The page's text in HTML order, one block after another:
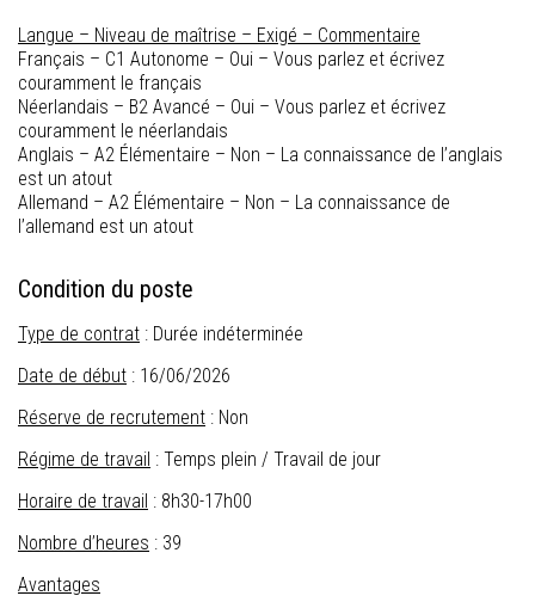
Langue – Niveau de maîtrise – Exigé – Commentaire
Français – C1 Autonome – Oui – Vous parlez et écrivez
couramment le français
Néerlandais – B2 Avancé – Oui – Vous parlez et écrivez
couramment le néerlandais
Anglais – A2 Élémentaire – Non – La connaissance de l’anglais
est un atout
Allemand – A2 Élémentaire – Non – La connaissance de
l’allemand est un atout
Condition du poste
Type de contrat : Durée indéterminée
Date de début : 16/06/2026
Réserve de recrutement : Non
Régime de travail : Temps plein / Travail de jour
Horaire de travail : 8h30-17h00
Nombre d’heures : 39
Avantages